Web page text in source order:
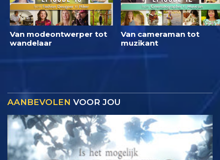
Van modeontwerper tot
wandelaar
Van cameraman tot
muzikant
AANBEVOLEN VOOR JOU